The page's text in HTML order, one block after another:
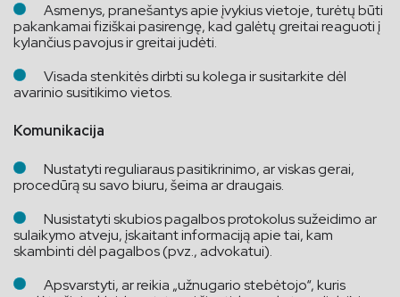
Asmenys, pranešantys apie įvykius vietoje, turėtų būti
pakankamai fiziškai pasirengę, kad galėtų greitai reaguoti į
kylančius pavojus ir greitai judėti.
Visada stenkitės dirbti su kolega ir susitarkite dėl
avarinio susitikimo vietos.
Komunikacija
Nustatyti reguliaraus pasitikrinimo, ar viskas gerai,
procedūrą su savo biuru, šeima ar draugais.
Nusistatyti skubios pagalbos protokolus sužeidimo ar
sulaikymo atveju, įskaitant informaciją apie tai, kam
skambinti dėl pagalbos (pvz., advokatui).
Apsvarstyti, ar reikia „užnugario stebėtojo“, kuris